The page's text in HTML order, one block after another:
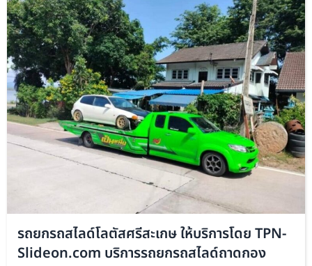
รถยกรถสไลด์โลตัสศรีสะเกษ ให้บริการโดย TPN-
Slideon.com บริการรถยกรถสไลด์ถาดกอง